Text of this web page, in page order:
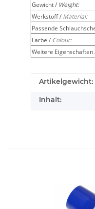
Gewicht / Weight:
Werkstoff / Material:
Passende
Farbe / Colour:
Weitere Eigenschaften
Artikelgewicht:
Inhalt: